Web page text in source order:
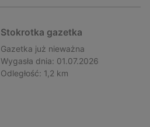
Stokrotka gazetka
Gazetka już nieważna
Wygasła dnia: 01.07.2026
Odległość: 1,2 km